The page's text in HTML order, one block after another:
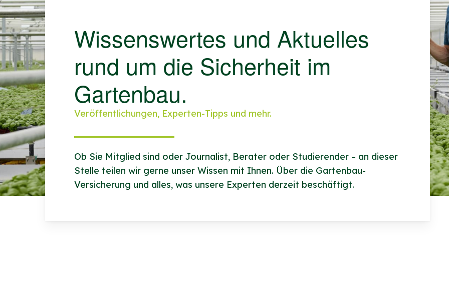
Wissenswertes und Aktuelles
rund um die Sicherheit im
Gartenbau.
Veröffentlichungen, Experten-Tipps und mehr.
Ob Sie Mitglied sind oder Journalist, Berater oder Studierender – an dieser
Stelle teilen wir gerne unser Wissen mit Ihnen. Über die Gartenbau-
Versicherung und alles, was unsere Experten derzeit beschäftigt.